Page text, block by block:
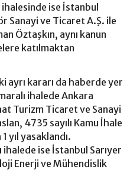
ise İstanbul
Sanayi ve Ticaret A.Ş. ile
Öztaşkın, aynı kanun
katılmaktan
ayrı kararı da haberde yer
ihalede Ankara
Turizm Ticaret ve Sanayi
4735 sayılı Kamu İhale
yıl yasaklandı.
ise İstanbul Sarıyer
Enerji ve Mühendislik